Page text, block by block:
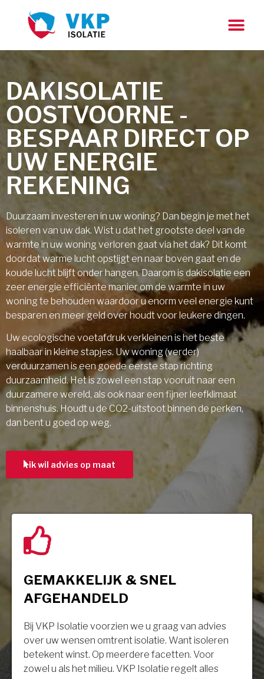
DAKISOLATIE
OOSTVOORNE -
BESPAAR DIRECT OP
UW ENERGIE
REKENING
Duurzaam investeren in uw woning? Dan begin je met het
isoleren van uw dak. Wist u dat het grootste deel van de
warmte in uw woning verloren gaat via het dak? Dit komt
doordat warme lucht opstijgt en naar boven gaat en de
koude lucht blijft onder hangen. Daarom is dakisolatie een
zeer energie efficiënte manier om de warmte in uw
woning te behouden waardoor u enorm veel energie kunt
besparen en meer geld over houdt voor leukere dingen.
Uw ecologische voetafdruk verkleinen is het beste
haalbaar in kleine stapjes. Uw woning (verder)
verduurzamen is een goede eerste stap richting
duurzaamheid. Het is zowel een stap vooruit naar een
duurzamere wereld, als ook naar een fijner leefklimaat
binnenshuis. Houdt u de CO2-uitstoot binnen de perken,
dan bent u goed op weg.
ik wil advies op maat
GEMAKKELIJK & SNEL
AFGEHANDELD
Bij VKP Isolatie voorzien we u graag van advies
over uw wensen omtrent isolatie. Want isoleren
betekent winst. Op meerdere facetten. Voor
zowel u als het milieu. VKP Isolatie regelt alles